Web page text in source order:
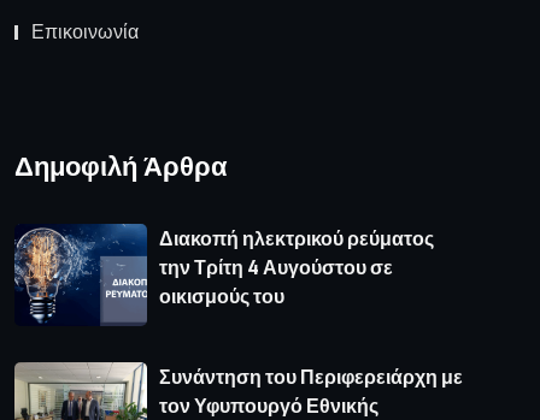
Επικοινωνία
Δημοφιλή Άρθρα
Διακοπή ηλεκτρικού ρεύματος
την Τρίτη 4 Αυγούστου σε
οικισμούς του
Συνάντηση του Περιφερειάρχη με
τον Υφυπουργό Εθνικής